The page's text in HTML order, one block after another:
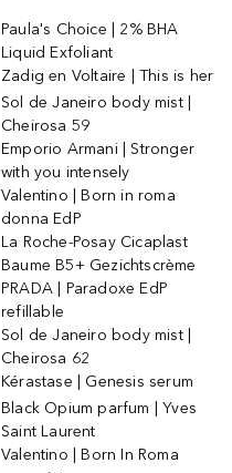
Paula's Choice | 2% BHA
Liquid Exfoliant
Zadig en Voltaire | This is her
Sol de Janeiro body mist |
Cheirosa 59
Emporio Armani | Stronger
with you intensely
Valentino | Born in roma
donna EdP
La Roche-Posay Cicaplast
Baume B5+ Gezichtscrème
PRADA | Paradoxe EdP
refillable
Sol de Janeiro body mist |
Cheirosa 62
Kérastase | Genesis serum
Black Opium parfum | Yves
Saint Laurent
Valentino | Born In Roma